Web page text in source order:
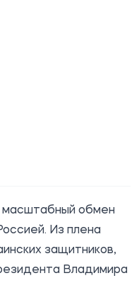
масштабный обмен
Из плена
защитников,
Владимира